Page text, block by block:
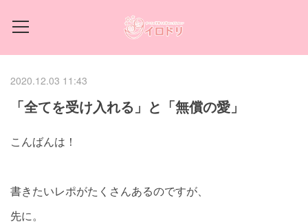
2020.12.03 11:43
「全てを受け入れる」と「無償の愛」
こんばんは！
書きたいレポがたくさんあるのですが、
先に。